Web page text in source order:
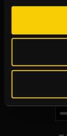
führen. Weitere
insbesondere zu